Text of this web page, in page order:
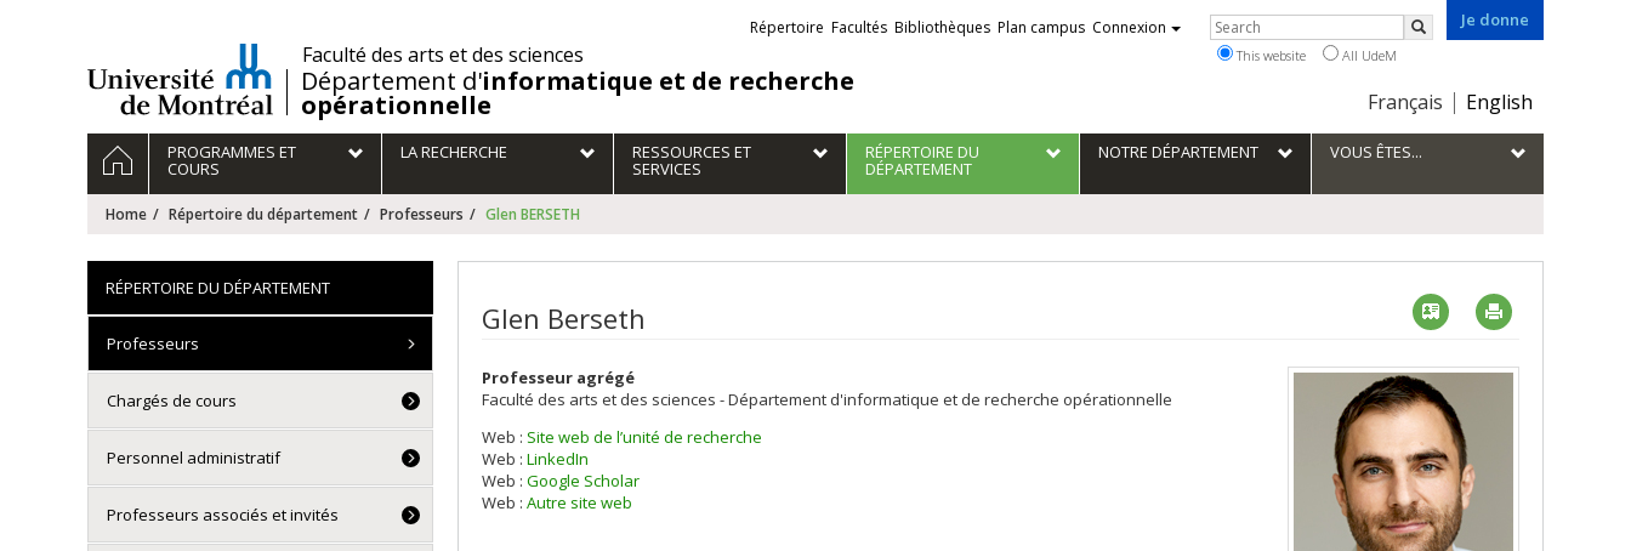
/Faculté des arts et des sciences
Département d'informatique et de recherche
opérationnelle
Je donne
Choix
la
langue
Français English
Liens
externes
Répertoire Facultés Bibliothèques Plan campus Connexion Rechercher
Search
This website All UdeM
Navigation
principale
HOMEPROGRAMMES ET
COURS
LA RECHERCHE RESSOURCES ET
SERVICES
RÉPERTOIRE DU
DÉPARTEMENT
NOTRE DÉPARTEMENT VOUS ÊTES...
Home Répertoire du département Professeurs Glen BERSETH
Glen Berseth Vcard
Professeur agrégé
Faculté des arts et des sciences - Département d'informatique et de recherche opérationnelle
Web : Site web de l’unité de recherche
Web : LinkedIn
Web : Google Scholar
Web : Autre site web
RÉPERTOIRE DU DÉPARTEMENT
Professeurs
Chargés de cours
Personnel administratif
Professeurs associés et invités